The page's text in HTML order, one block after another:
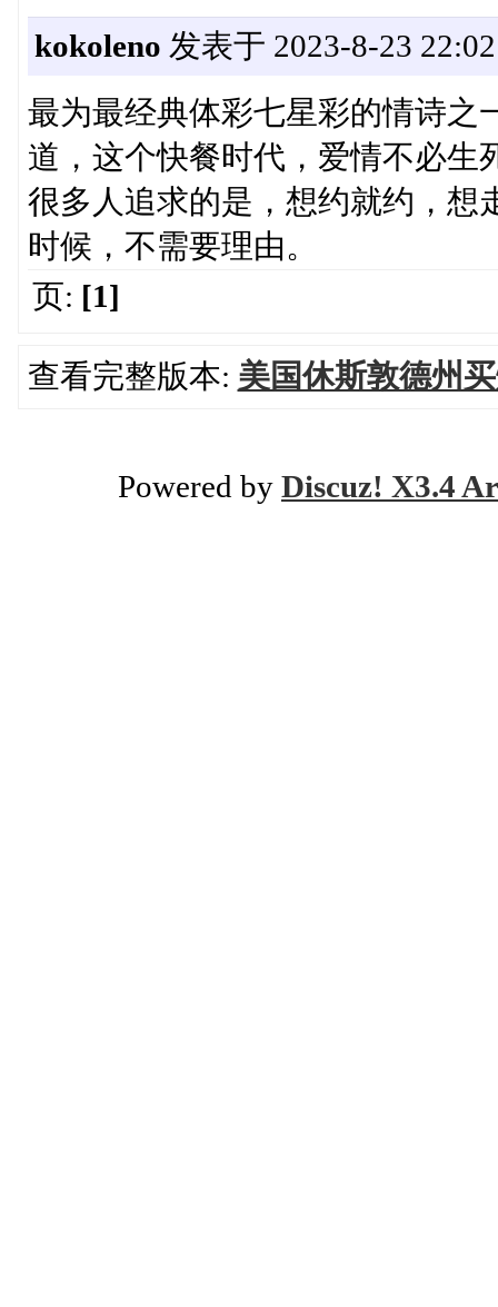
kokoleno 发表于 2023-8-23
最为最经典体彩七星彩的情诗之
道，这个快餐时代，爱情不必生
很多人追求的是，想约就约，想
时候，不需要理由。
页: [1]
查看完整版本: 美国休斯敦德州
Powered by Discuz! X3.4